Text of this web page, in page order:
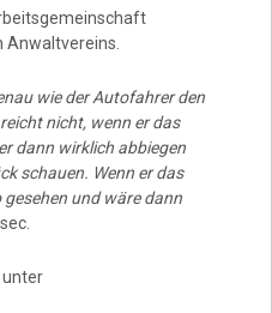
Anwaltvereins.
wie der Autofahrer den
nicht, wenn er das
dann wirklich abbiegen
schauen. Wenn er das
und wäre dann
unter